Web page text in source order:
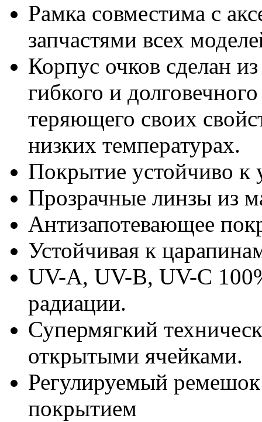
Рамка совместима с
запчастями всех
Корпус очков сделан
гибкого и
теряющего своих
низких температурах.
Покрытие устойчиво к
Прозрачные линзы из
Антизапотевающее
Устойчивая к
UV-A, UV-B, UV-C
радиации.
Супермягкий
открытыми ячейками.
Регулируемый
покрытием